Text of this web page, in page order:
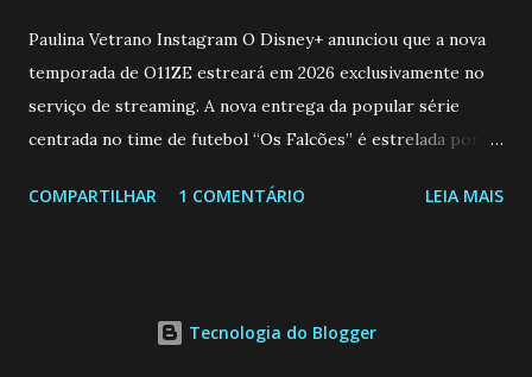
Paulina Vetrano Instagram O Disney+ anunciou que a nova
temporada de O11ZE estreará em 2026 exclusivamente no
serviço de streaming. A nova entrega da popular série
centrada no time de futebol “Os Falcões” é estrelada por
Brum (Dedé), que voltam a interpretar seus personagens
atleta Sergio “Kun” Agüero, além de outras figuras de
COMPARTILHAR 1 COMENTÁRIO LEIA MAIS
Tecnologia do Blogger